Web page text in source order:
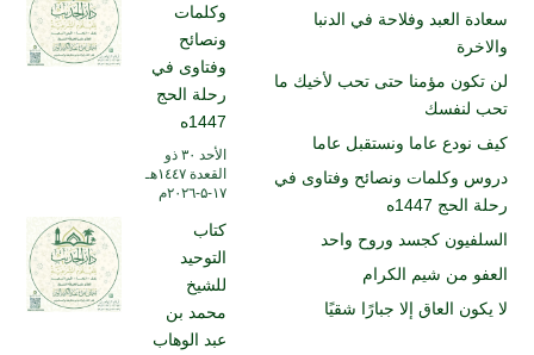
سعادة العبد وفلاحة في الدنبا
والاخرة
لن تكون مؤمنا حتى تحب لأخيك ما
تحب لنفسك
كيف نودع عاما ونستقبل عاما
دروس وكلمات ونصائح وفتاوى في
رحلة الحج 1447ه
السلفيون كجسد وروح واحد
العفو من شيم الكرام
لا يكون العاق إلا جبارًا شقيًا
وكلمات
ونصائح
وفتاوى في
رحلة الحج
1447ه
الأحد ۳۰ ذو
القعدة ۱٤٤۷هـ
۱۷-۵-۲۰۲٦م
كتاب
التوحيد
للشيخ
محمد بن
عبد الوهاب